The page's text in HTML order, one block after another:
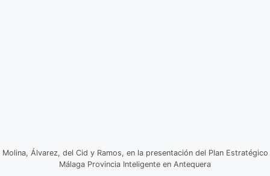
Molina, Álvarez, del Cid y Ramos, en la presentación del Plan Estratégico
Málaga Provincia Inteligente en Antequera